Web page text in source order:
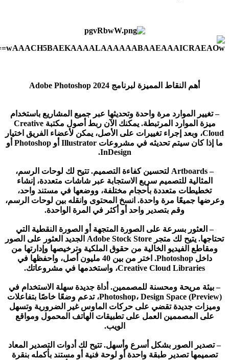
أهم النقاط المميزة لبرنامج Adobe Photoshop 2024
– تغيير الموارد مرة واحدة وتحديثها عبر جميع المشاريع باستخدام
ميزة الموارد المرتبطة. يمكنك الآن ربط أصول مكتبة Creative
Cloud، وبعد إجراء تغييرات على الأصل، يمكن لأعضاء الفريق اختيار
ما إذا كان سيتم تحديثه في مشروعات Illustrator أو Photoshop أو
InDesign.
– Artboards لتحسين كفاءة التصميم. تتيح لك لوحات الرسم،
المثالية للتصميم سريع الاستجابة عبر شاشات متعددة، إنشاء
تخطيطات متعددة بأحجام مختلفة، ووضعها في مستند واحد،
وعرضها جميعًا مرة واحدة. انسخ المحتوى وانقله بين لوحات الرسم،
وقم بتصدير واحد أو أكثر في المرة الواحدة.
– العثور بسرعة على الصورة المتجهة أو الصورة النقطية التي
تحتاجها. يتيح لك متجر Adobe Stock Store الجديد العثور على الصور
ومقاطع الفيديو الخالية من حقوق الملكية وترخيصها وإدارتها من
داخل Photoshop. اختر من بين 40 مليون أصل، واحفظها في
Creative Cloud Libraries، واستخدمها في مشروعاتك.
– بيئة مريحة ومحسنة للمصممين. أداة جديدة سهلة الاستخدام في
Photoshop، Design Space (Preview)، تدعم وضعًا خاصًا بتفاعلات
وميزات جديدة تقضي على حركات الماوس غير الضرورية وتسهل
على المصممين العمل على تطبيقات الهاتف المحمول ومواقع
الويب.
– تصدير الصور بشكل أسرع وأسهل. تتيح لك أدوات التصدير المعاد
تصميمها تصدير طبقة واحدة أو لوحة فنية أو مستند بأكمله بنقرة